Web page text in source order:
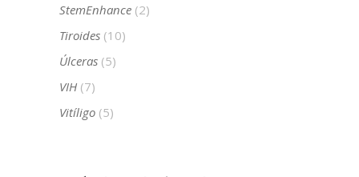
StemEnhance (2)
Tiroides (10)
Úlceras (5)
VIH (7)
Vitíligo (5)